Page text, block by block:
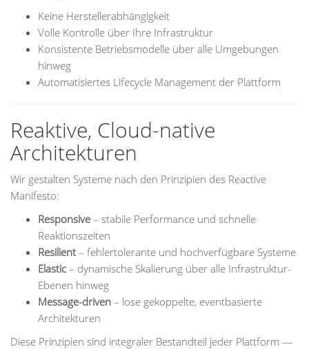
Keine Herstellerabhängigkeit
Volle Kontrolle über Ihre Infrastruktur
Konsistente Betriebsmodelle über alle Umgebungen
hinweg
Automatisiertes Lifecycle Management der Plattform
Reaktive, Cloud-native
Architekturen
Wir gestalten Systeme nach den Prinzipien des Reactive
Manifesto:
Responsive – stabile Performance und schnelle
Reaktionszeiten
Resilient– fehlertolerante und hochverfügbare Systeme
Elastic – dynamische Skalierung über alle Infrastruktur-
Ebenen hinweg
Message-driven – lose gekoppelte, eventbasierte
Architekturen
Diese Prinzipien sind integraler Bestandteil jeder Plattform —